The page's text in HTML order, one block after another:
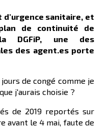
d'urgence sanitaire, et
de continuité de
DGFiP, une des
des agent.es porte
de congé comme je
j'aurais choisie ?
de 2019 reportés sur
avant le 4 mai, faute de